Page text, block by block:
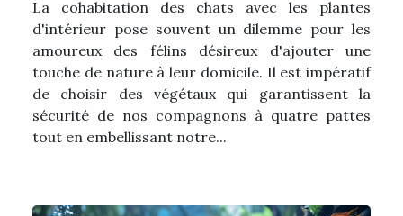
La cohabitation des chats avec les plantes
d'intérieur pose souvent un dilemme pour les
amoureux des félins désireux d'ajouter une
touche de nature à leur domicile. Il est impératif
de choisir des végétaux qui garantissent la
sécurité de nos compagnons à quatre pattes
tout en embellissant notre...